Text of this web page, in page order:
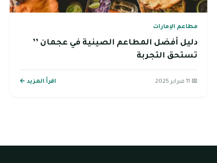
مطاعم الإمارات
دليل أفضل المطاعم الصينية في عجمان ’’
تستحق التجربة
📅 11 فبراير 2025 اقرأ المزيد ←